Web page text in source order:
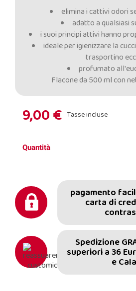
elimina i cattivi odori
adatto a qualsiasi
i suoi principi attivi hanno
ideale per igienizzare la
trasportino
profumato
Flacone da 500 ml con
9,00 € Tasse incluse
Quantità
pagamento
carta di
Spedizione
superiori a 36
e